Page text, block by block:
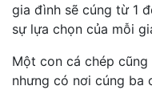
gia đình sẽ cúng từ 1
sự lựa chọn của mỗi
Một con cá chép
nhưng có nơi cúng ba